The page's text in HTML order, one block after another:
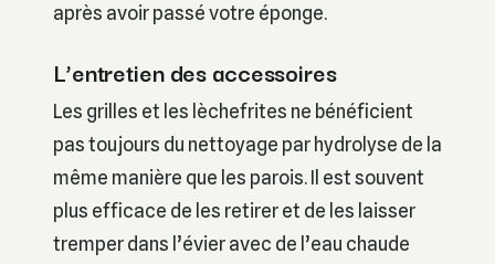
après avoir passé votre éponge.
L’entretien des accessoires
Les grilles et les lèchefrites ne bénéficient
pas toujours du nettoyage par hydrolyse de la
même manière que les parois. Il est souvent
plus efficace de les retirer et de les laisser
tremper dans l’évier avec de l’eau chaude